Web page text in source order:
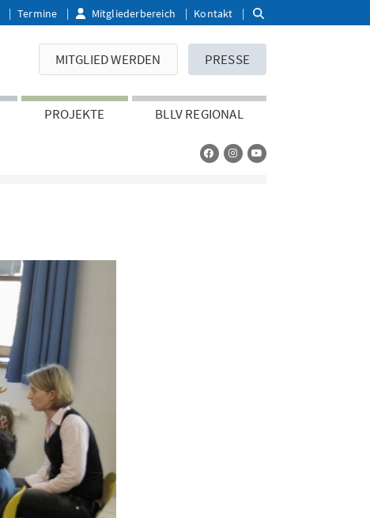
Termine Mitgliederbereich Kontakt
MITGLIED WERDEN PRESSE
PROJEKTE BLLV REGIONAL